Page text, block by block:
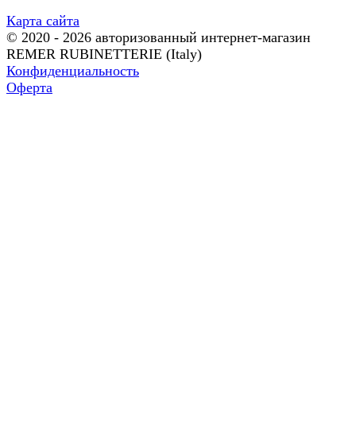
Карта сайта
© 2020 - 2026 авторизованный интернет-магазин
REMER RUBINETTERIE (Italy)
Конфиденциальность
Оферта